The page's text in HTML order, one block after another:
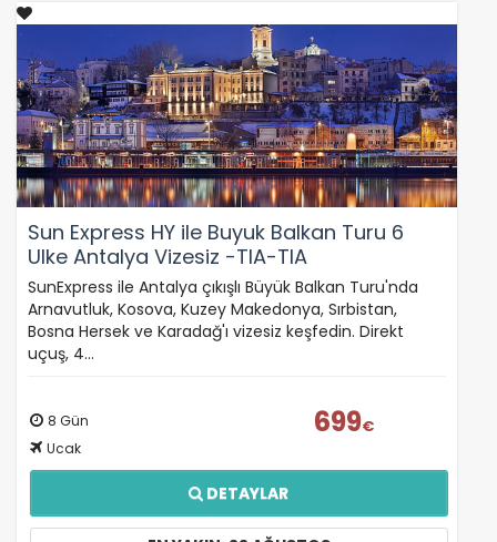
Sun Express HY ile Buyuk Balkan Turu 6
Ulke Antalya Vizesiz -TIA-TIA
SunExpress ile Antalya çıkışlı Büyük Balkan Turu'nda
Arnavutluk, Kosova, Kuzey Makedonya, Sırbistan,
Bosna Hersek ve Karadağ'ı vizesiz keşfedin. Direkt
uçuş, 4…
8 Gün
Ucak
699€
DETAYLAR